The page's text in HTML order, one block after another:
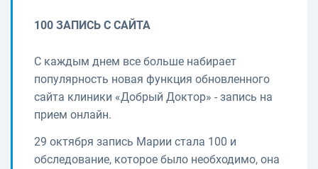
100 ЗАПИСЬ С САЙТА
С каждым днем все больше набирает
популярность новая функция обновленного
сайта клиники «Добрый Доктор» - запись на
прием онлайн.
29 октября запись Марии стала 100 и
обследование, которое было необходимо, она